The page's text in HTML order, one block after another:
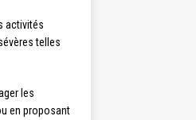
activités
telles
les
en proposant